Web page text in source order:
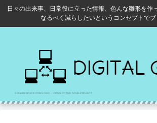
日々の出来事、日常役に立った情報、色んな雛形を作
なるべく減らしたいというコンセプトで